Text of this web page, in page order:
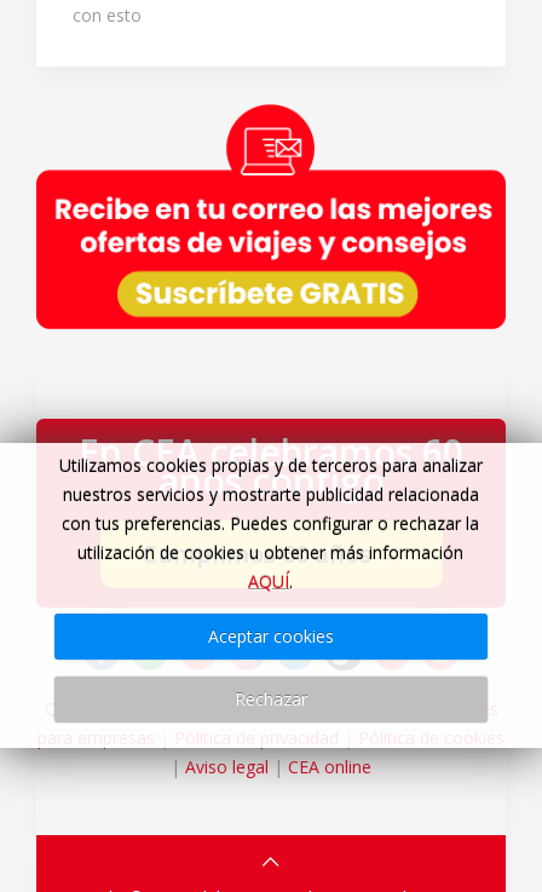
con esto
En CEA celebramos 60
años contigo
Cumplimos 60 años→
Quiénes somos Servicios Viajes CEA
Agencia de viajes
para empresas
Pólitica de privacidad
Pólitica de cookies
|Aviso legal|CEA online
Utilizamos cookies propias y de terceros para analizar
nuestros servicios y mostrarte publicidad relacionada
con tus preferencias. Puedes configurar o rechazar la
utilización de cookies u obtener más información
AQUÍ.
Aceptar cookies
Rechazar